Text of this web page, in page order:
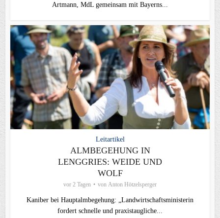
Artmann, MdL gemeinsam mit Bayerns...
Leitartikel
ALMBEGEHUNG IN
LENGGRIES: WEIDE UND
WOLF
vor 2 Tagen von Anton Hötzelsperger
Kaniber bei Hauptalmbegehung: „Landwirtschaftsministerin
fordert schnelle und praxistaugliche...